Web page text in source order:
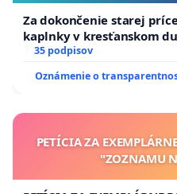
Za dokončenie starej
kaplnky v kresťanskom
35 podpisov
Oznámenie o
PETÍCIA ZA
"ZOZNAMU